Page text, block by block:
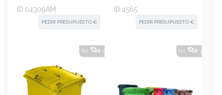
ID:04309AM
PEDIR PRESUPUESTO €
ID:4565
PEDIR PRESUPUESTO €
N.I. VER ALTERNATIVAS N.I. VER